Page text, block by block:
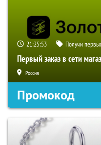
21:25:51 Получи
Первый заказ в сети
Россия
Промокод